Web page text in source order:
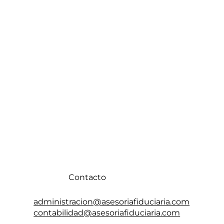
Contacto
administracion@asesoriafiduciaria.com
contabilidad@asesoriafiduciaria.com